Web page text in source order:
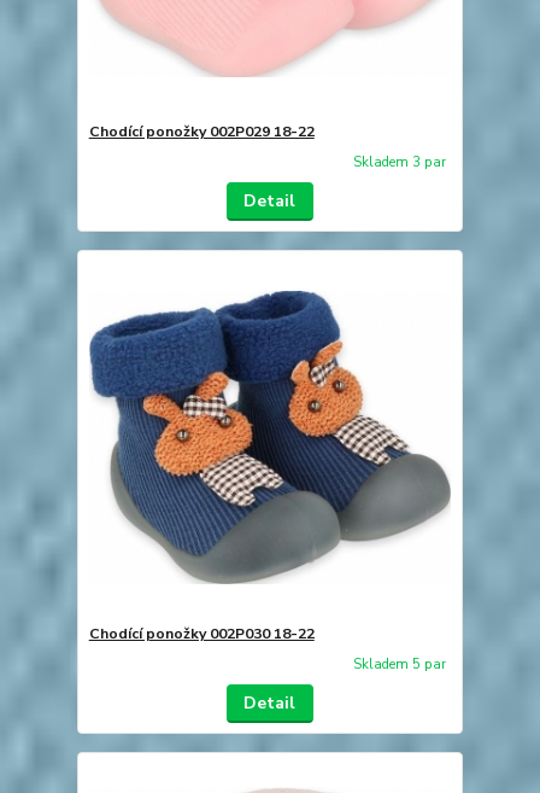
Chodící ponožky 002P029 18-22
Skladem 3 par
Detail
Chodící ponožky 002P030 18-22
Skladem 5 par
Detail